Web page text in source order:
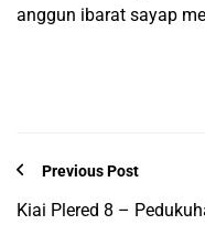
anggun ibarat sayap
Previous Post
Kiai Plered 8 –